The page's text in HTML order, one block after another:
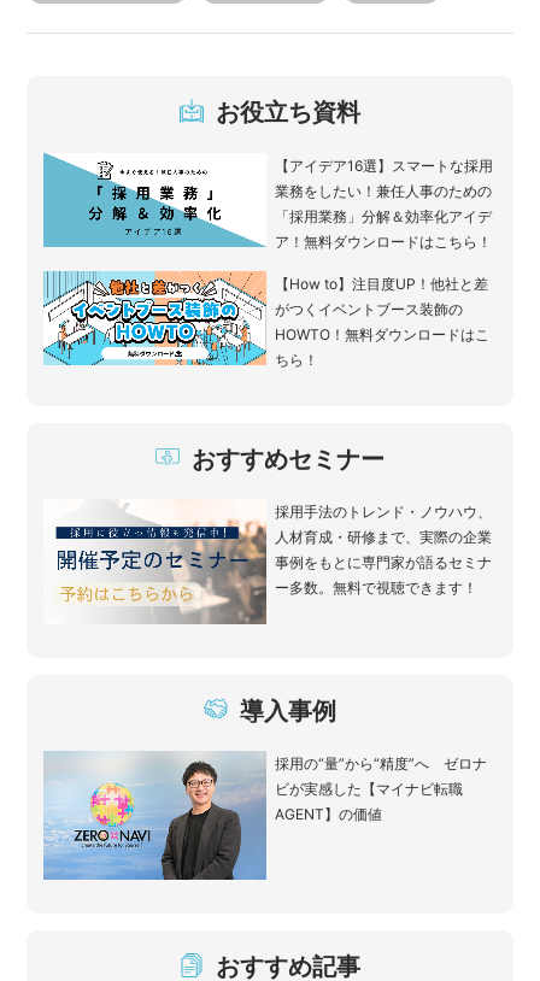
お役立ち資料
【アイデア16選】スマートな採用
業務をしたい！兼任人事のための
「採用業務」分解＆効率化アイデ
ア！無料ダウンロードはこちら！
【How to】注目度UP！他社と差
がつくイベントブース装飾の
HOWTO！無料ダウンロードはこ
ちら！
おすすめセミナー
採用手法のトレンド・ノウハウ、
人材育成・研修まで、実際の企業
事例をもとに専門家が語るセミナ
ー多数。無料で視聴できます！
導入事例
採用の“量”から“精度”へ ゼロナ
ビが実感した【マイナビ転職
AGENT】の価値
おすすめ記事